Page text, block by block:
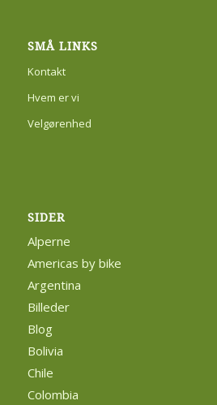
SMÅ LINKS
Kontakt
Hvem er vi
Velgørenhed
SIDER
Alperne
Americas by bike
Argentina
Billeder
Blog
Bolivia
Chile
Colombia